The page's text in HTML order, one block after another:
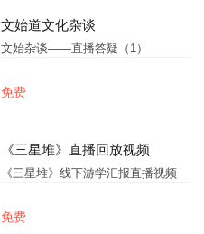
文始道文化杂谈
文始杂谈——直播答疑（1）
免费
《三星堆》直播回放视频
《三星堆》线下游学汇报直播视频
免费